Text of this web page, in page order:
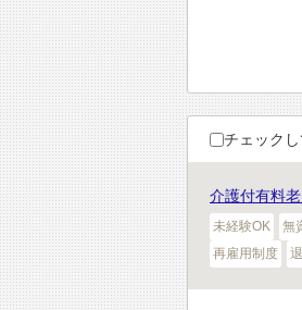
チェック
介護付有料
未経験OK 無
再雇用制度